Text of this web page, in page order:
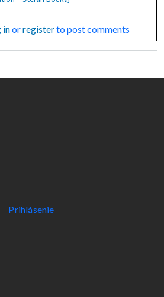
inorregisterto post comments
menu
Prihlásenie